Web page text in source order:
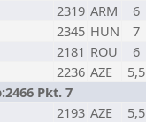
2319 ARM
6
2345 HUN
7
2181 ROU
6
2236 AZE
5,5
Pkt. 7
2193 AZE
5,5